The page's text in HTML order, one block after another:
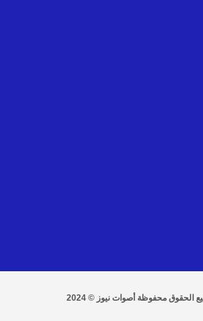
الحقوق محفوظة أصوات نيوز © 2024